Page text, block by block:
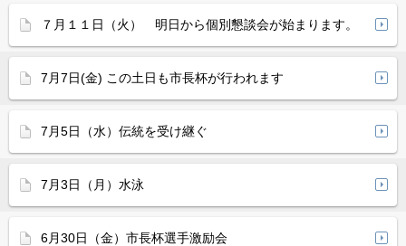
７月１１日（火） 明日から個別懇談会が始まります。
7月7日(金) この土日も市長杯が行われます
7月5日（水）伝統を受け継ぐ
7月3日（月）水泳
6月30日（金）市長杯選手激励会